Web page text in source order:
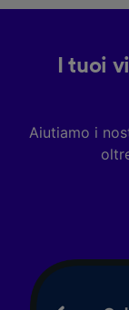
I tuoi
Aiutiamo i